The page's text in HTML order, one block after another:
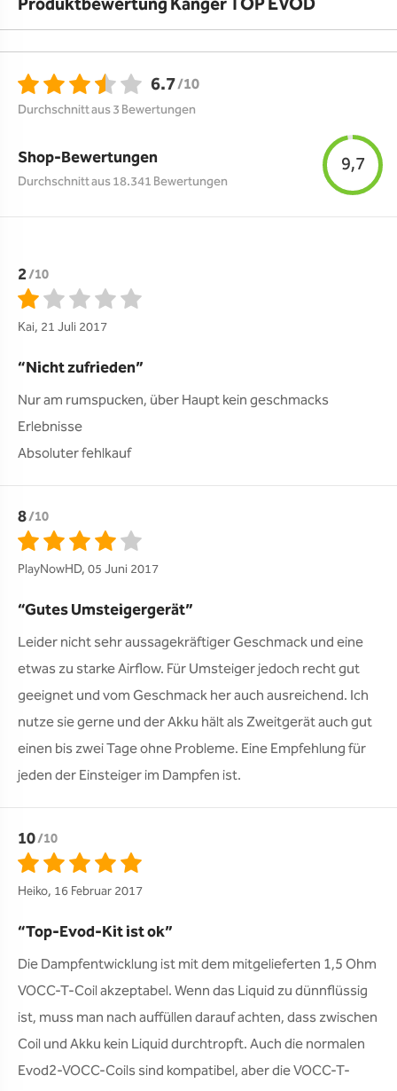
6.7/10
Durchschnitt aus 3 Bewertungen
Shop-Bewertungen
Durchschnitt aus 18.341 Bewertungen
9,7
2/10
Kai, 21 Juli 2017
Nicht zufrieden
Nur am rumspucken, über Haupt kein geschmacks
Erlebnisse
Absoluter fehlkauf
8/10
PlayNowHD, 05 Juni 2017
Gutes Umsteigergerät
Leider nicht sehr aussagekräftiger Geschmack und eine
etwas zu starke Airflow. Für Umsteiger jedoch recht gut
geeignet und vom Geschmack her auch ausreichend. Ich
nutze sie gerne und der Akku hält als Zweitgerät auch gut
einen bis zwei Tage ohne Probleme. Eine Empfehlung für
jeden der Einsteiger im Dampfen ist.
10/10
Heiko, 16 Februar 2017
Top-Evod-Kit ist ok
Die Dampfentwicklung ist mit dem mitgelieferten 1,5 Ohm
VOCC-T-Coil akzeptabel. Wenn das Liquid zu dünnflüssig
ist, muss man nach auffüllen darauf achten, dass zwischen
Coil und Akku kein Liquid durchtropft. Auch die normalen
Evod2-VOCC-Coils sind kompatibel, aber die VOCC-T-